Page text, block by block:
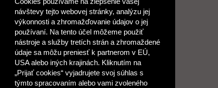
návštevy tejto webovej stránky, analýzu jej
výkonnosti a zhromažďovanie údajov o jej
používaní. Na tento účel môžeme použiť
nástroje a služby tretích strán a zhromaždené
údaje sa môžu preniesť k partnerom v EÚ,
USA alebo iných krajinách. Kliknutím na
„Prijať cookies“ vyjadrujete svoj súhlas s
týmto spracovaním alebo vami zvoleného
Vyhlásenie o prístupnosti
Podmienky používania AI
Asistenta
Kontakt
Obchodní konzultanti
Obchodné podmienky
Nové heslo
GDPR
Aktuality